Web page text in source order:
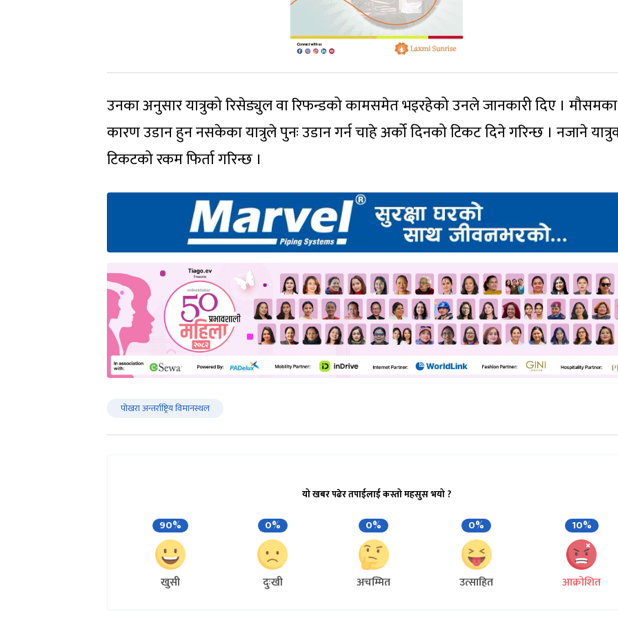
उनका अनुसार यात्रुको रिसेड्युल वा रिफन्डको कामसमेत भइरहेको उनले जानकारी दिए । मौसमका
कारण उडान हुन नसकेका यात्रुले पुनः उडान गर्न चाहे अर्को दिनको टिकट दिने गरिन्छ । नजाने
टिकटको रकम फिर्ता गरिन्छ ।
पोखरा अन्तर्राष्ट्रिय विमानस्थल
यो खबर पढेर तपाईलाई कस्तो महसुस भयो ?
90%
खुसी
0%
दुःखी
0%
अचम्मित
0%
उत्साहित
10%
आक्रोशित